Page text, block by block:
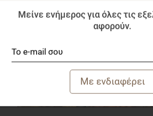
Μείνε ενήμερος για όλες τις
αφορούν.